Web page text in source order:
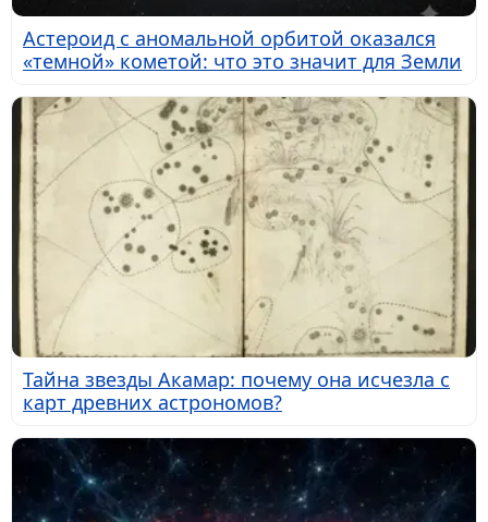
Астероид с аномальной орбитой оказался
«темной» кометой: что это значит для Земли
Тайна звезды Акамар: почему она исчезла с
карт древних астрономов?